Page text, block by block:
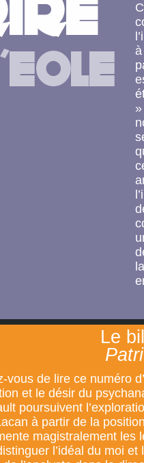
Le
vous de lire ce numéro d’
et le désir du
poursuivent
à partir de la
magistralement les
l’idéal du moi